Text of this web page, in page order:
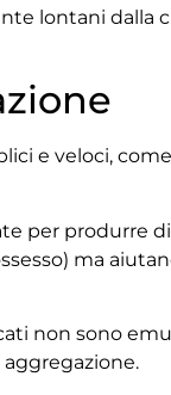
lontani dalla
e veloci,
per produrre
ma
non sono